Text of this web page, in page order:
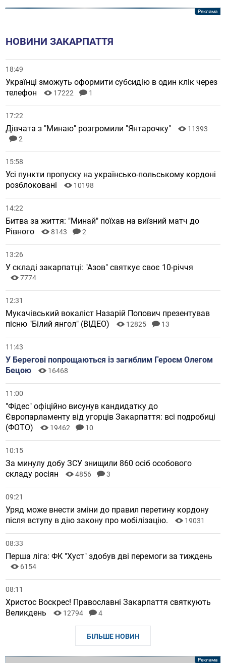
НОВИНИ ЗАКАРПАТТЯ
18:49
Українці зможуть оформити субсидію в один клік через
телефон
17222 1
17:22
Дівчата з "Минаю" розгромили "Янтарочку"
11393
2
15:58
Усі пункти пропуску на українсько-польському кордоні
розблоковані
10198
14:22
Битва за життя: "Минай" поїхав на виїзний матч до
Рівного
8143 2
13:26
У складі закарпатці: "Азов" святкує своє 10-річчя
7774
12:31
Мукачівський вокаліст Назарій Попович презентував
пісню "Білий янгол" (ВІДЕО)
12825 13
11:43
У Берегові попрощаються із загиблим Героєм Олегом
Бецою
16468
11:00
"Фідес" офіційно висунув кандидатку до
Європарламенту від угорців Закарпаття: всі подробиці
(ФОТО)
19462 10
10:15
За минулу добу ЗСУ знищили 860 осіб особового
складу росіян
4856 3
09:21
Уряд може внести зміни до правил перетину кордону
після вступу в дію закону про мобілізацію.
19031
08:33
Перша ліга: ФК "Хуст" здобув дві перемоги за тиждень
6154
08:11
Христос Воскрес! Православні Закарпаття святкують
Великдень
12794 4
БІЛЬШЕ НОВИН